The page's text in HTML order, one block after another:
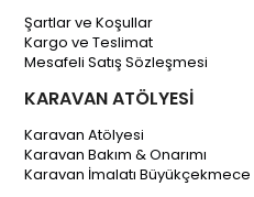
Şartlar ve Koşullar
Kargo ve Teslimat
Mesafeli Satış Sözleşmesi
KARAVAN ATÖLYESİ
Karavan Atölyesi
Karavan Bakım & Onarımı
Karavan İmalatı Büyükçekmece